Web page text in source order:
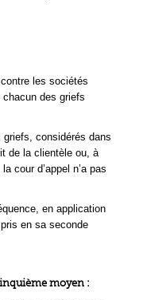
les sociétés
chacun des griefs
considérés dans
de la clientèle ou, à
cour d’appel n’a pas
en application
en sa seconde
moyen :